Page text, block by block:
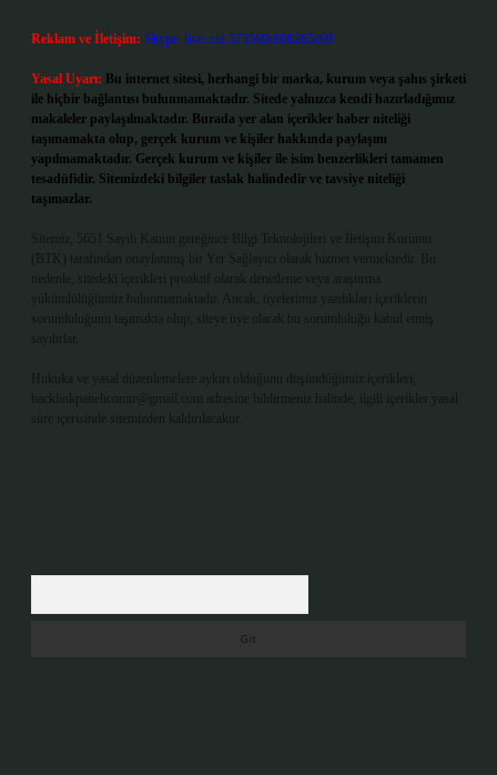
Reklam ve İletişim: Skype: live:.cid.575569c608265c69
Yasal Uyarı: Bu internet sitesi, herhangi bir marka, kurum veya şahıs şirketi
ile hiçbir bağlantısı bulunmamaktadır. Sitede yalnızca kendi hazırladığımız
makaleler paylaşılmaktadır. Burada yer alan içerikler haber niteliği
taşımamakta olup, gerçek kurum ve kişiler hakkında paylaşım
yapılmamaktadır. Gerçek kurum ve kişiler ile isim benzerlikleri tamamen
tesadüfidir. Sitemizdeki bilgiler taslak halindedir ve tavsiye niteliği
taşımazlar.
Sitemiz, 5651 Sayılı Kanun gereğince Bilgi Teknolojileri ve İletişim Kurumu
(BTK) tarafından onaylanmış bir Yer Sağlayıcı olarak hizmet vermektedir. Bu
nedenle, sitedeki içerikleri proaktif olarak denetleme veya araştırma
yükümlülüğümüz bulunmamaktadır. Ancak, üyelerimiz yazdıkları içeriklerin
sorumluluğunu taşımakta olup, siteye üye olarak bu sorumluluğu kabul etmiş
sayılırlar.
Hukuka ve yasal düzenlemelere aykırı olduğunu düşündüğünüz içerikleri,
backlinkpanelicomtr@gmail.com
adresine bildirmeniz halinde, ilgili içerikler yasal
süre içerisinde sitemizden kaldırılacaktır.